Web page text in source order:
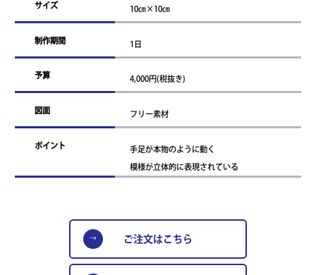
サイズ 10㎝×10㎝
制作期間 1日
予算 4,000円(税抜き)
図面 フリー素材
ポイント 手足が本物のように動く
模様が立体的に表現されている
ご注文はこちら